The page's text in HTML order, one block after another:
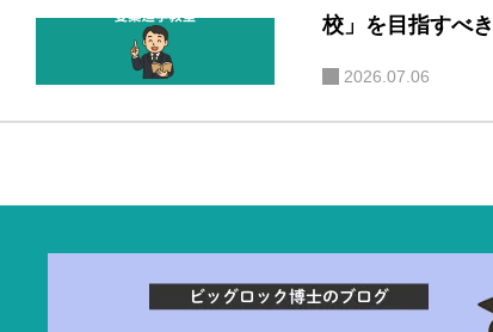
中学で数学トップになる小５・小６コース
検に必
校」を目指すべ
2026.07.06